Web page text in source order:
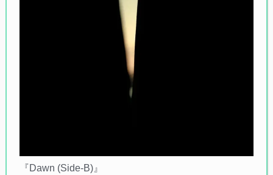
『Dawn (Side-B)』